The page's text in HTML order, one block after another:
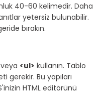
40-60 kelimedir. Daha
yetersiz bulunabilir.
bırakın.
veya <ul> kullanın. Tablo
gerekir. Bu yapıları
HTML editörünü